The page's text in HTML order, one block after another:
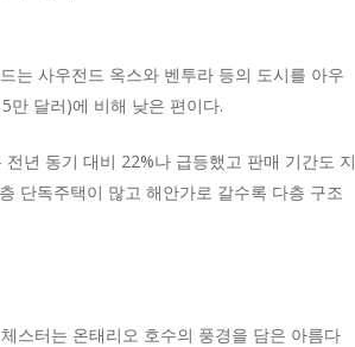
는 사우전드 옥스와 벤투라 등의 도시를 아우
만 달러)에 비해 낮은 편이다.
년 동기 대비 22%나 급등했고 판매 기간도 지
단독주택이 많고 해안가로 갈수록 다층 구조
스터는 온태리오 호수의 풍경을 담은 아름다